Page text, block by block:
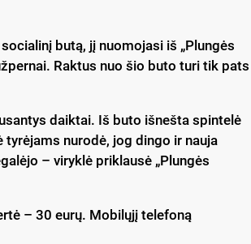
butą, jį nuomojasi iš „Plungės
Raktus nuo šio buto turi tik pats
daiktai. Iš buto išnešta spintelė
nurodė, jog dingo ir nauja
– viryklė priklausė „Plungės
– 30 eurų. Mobilųjį telefoną